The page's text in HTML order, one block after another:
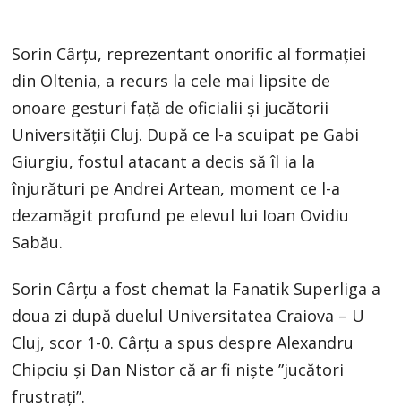
Sorin Cârțu, reprezentant onorific al formației
din Oltenia, a recurs la cele mai lipsite de
onoare gesturi față de oficialii și jucătorii
Universității Cluj. După ce l-a scuipat pe Gabi
Giurgiu, fostul atacant a decis să îl ia la
înjurături pe Andrei Artean, moment ce l-a
dezamăgit profund pe elevul lui Ioan Ovidiu
Sabău.
Sorin Cârțu a fost chemat la Fanatik Superliga a
doua zi după duelul Universitatea Craiova – U
Cluj, scor 1-0. Cârțu a spus despre Alexandru
Chipciu și Dan Nistor că ar fi niște ”jucători
frustrați”.